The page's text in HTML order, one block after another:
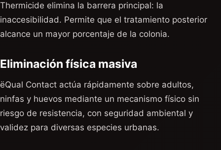
Thermicide elimina la barrera principal: la
inaccesibilidad. Permite que el tratamiento posterior
alcance un mayor porcentaje de la colonia.
Eliminación física masiva
ëQual Contact actúa rápidamente sobre adultos,
ninfas y huevos mediante un mecanismo físico sin
riesgo de resistencia, con seguridad ambiental y
validez para diversas especies urbanas.